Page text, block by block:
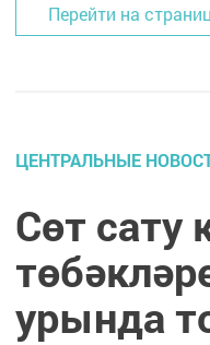
Перейти на
ЦЕНТРАЛЬНЫЕ
Сөт сату
урында